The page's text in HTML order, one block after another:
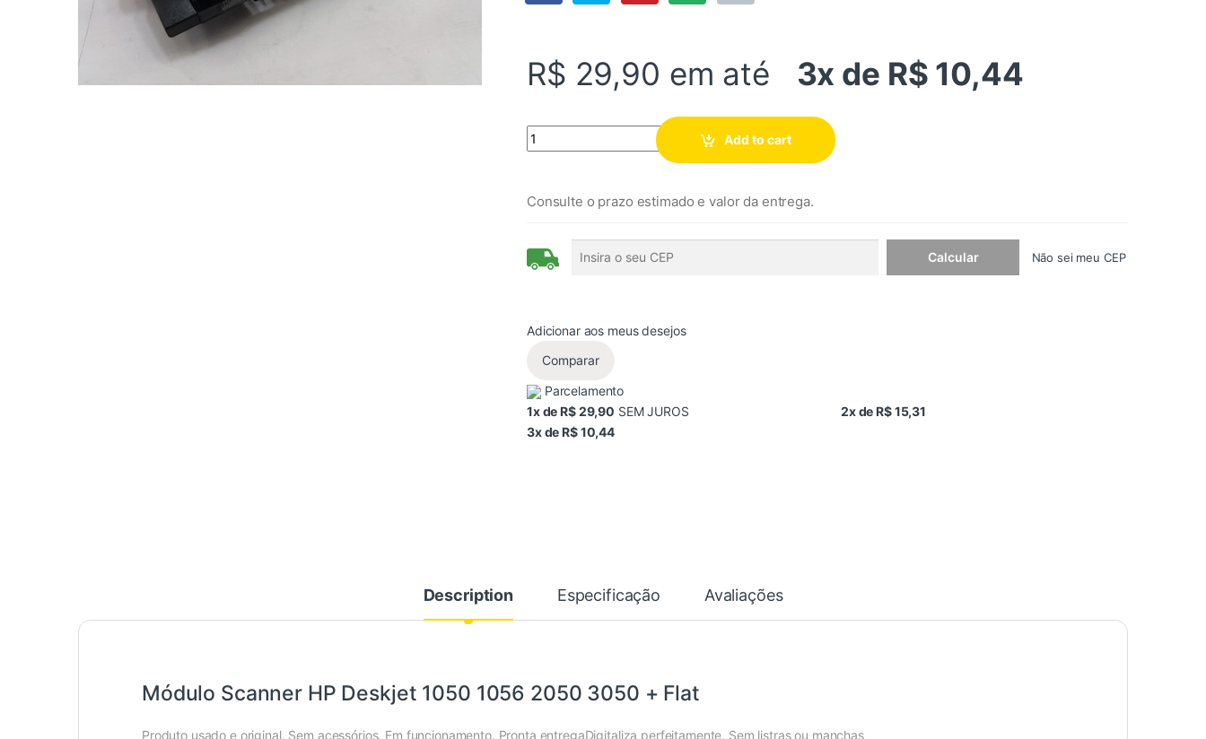
R$ 29,90 em até 3x de R$ 10,44
Quantity
Add to cart
Consulte o prazo estimado e valor da entrega.
Não sei meu CEP
Adicionar aos meus desejos
Comparar
Parcelamento
1x de R$ 29,90 SEM JUROS
2x de R$ 15,31
3x de R$ 10,44
Description Especificação Avaliações
Módulo Scanner HP Deskjet 1050 1056 2050 3050 + Flat
Produto usado e original. Sem acessórios. Em funcionamento. Pronta entregaDigitaliza perfeitamente. Sem listras ou manchas